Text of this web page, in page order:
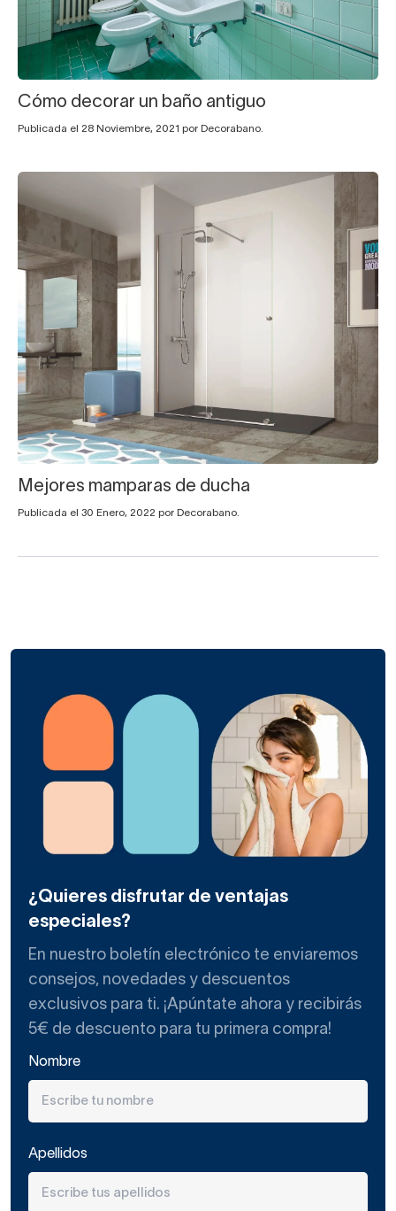
Cómo decorar un baño antiguo
Publicada el 28 Noviembre, 2021 por Decorabano.
Mejores mamparas de ducha
Publicada el 30 Enero, 2022 por Decorabano.
¿Quieres disfrutar de ventajas
especiales?
En nuestro boletín electrónico te enviaremos
consejos, novedades y descuentos
exclusivos para ti. ¡Apúntate ahora y recibirás
5€ de descuento para tu primera compra!
Nombre
Apellidos